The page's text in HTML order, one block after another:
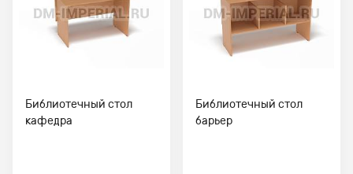
Библиотечный стол
кафедра
Библиотечный стол
барьер